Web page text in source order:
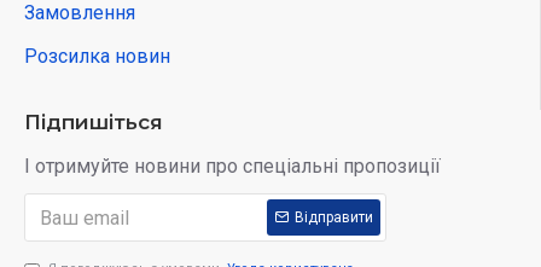
Замовлення
Розсилка новин
Підпишіться
І отримуйте новини про спеціальні пропозиції
Відправити